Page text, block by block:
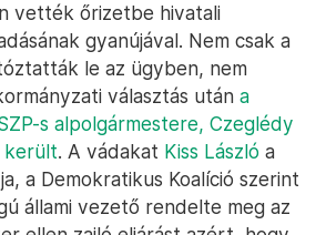
vették őrizetbe hivatali
gyanújával. Nem csak a
le az ügyben, nem
választás után a
s alpolgármestere, Czeglédy
került. A vádakat Kiss László a
a Demokratikus Koalíció szerint
állami vezető rendelte meg az